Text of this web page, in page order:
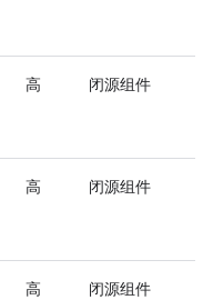
高 闭源组件
高 闭源组件
高 闭源组件